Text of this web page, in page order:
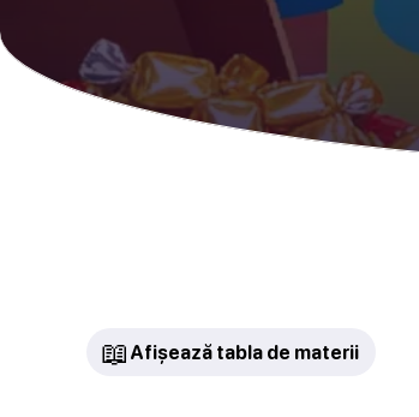
📖 Afișează tabla de materii